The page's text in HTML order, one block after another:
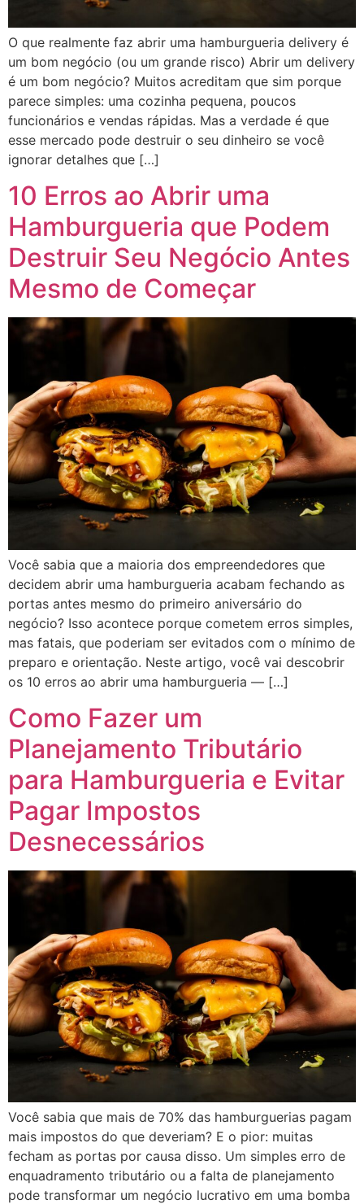
O que realmente faz abrir uma hamburgueria delivery é
um bom negócio (ou um grande risco) Abrir um delivery
é um bom negócio? Muitos acreditam que sim porque
parece simples: uma cozinha pequena, poucos
funcionários e vendas rápidas. Mas a verdade é que
esse mercado pode destruir o seu dinheiro se você
ignorar detalhes que […]
10 Erros ao Abrir uma
Hamburgueria que Podem
Destruir Seu Negócio Antes
Mesmo de Começar
Você sabia que a maioria dos empreendedores que
decidem abrir uma hamburgueria acabam fechando as
portas antes mesmo do primeiro aniversário do
negócio? Isso acontece porque cometem erros simples,
mas fatais, que poderiam ser evitados com o mínimo de
preparo e orientação. Neste artigo, você vai descobrir
os 10 erros ao abrir uma hamburgueria — […]
Como Fazer um
Planejamento Tributário
para Hamburgueria e Evitar
Pagar Impostos
Desnecessários
Você sabia que mais de 70% das hamburguerias pagam
mais impostos do que deveriam? E o pior: muitas
fecham as portas por causa disso. Um simples erro de
enquadramento tributário ou a falta de planejamento
pode transformar um negócio lucrativo em uma bomba